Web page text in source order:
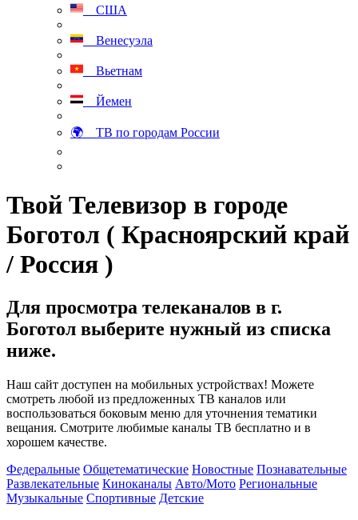
США
Венесуэла
Вьетнам
Йемен
🌍 ТВ по городам России
Твой Телевизор в городе
Боготол ( Красноярский край
/ Россия )
Для просмотра телеканалов в г.
Боготол выберите нужный из списка
ниже.
Наш сайт доступен на мобильных устройствах! Можете
смотреть любой из предложенных ТВ каналов или
воспользоваться боковым меню для уточнения тематики
вещания. Смотрите любимые каналы ТВ бесплатно и в
хорошем качестве.
Федеральные Общетематические Новостные Познавательные
Развлекательные Киноканалы Авто/Мото Региональные
Музыкальные Спортивные Детские